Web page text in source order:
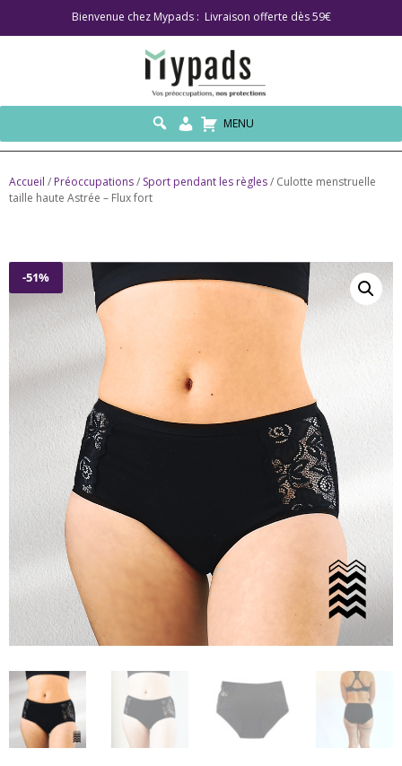
Bienvenue chez Mypads : Livraison offerte dès 59€
MENU
Accueil / Préoccupations/ Sport pendant les règles/ Culotte menstruelle
taille haute Astrée – Flux fort
-51%